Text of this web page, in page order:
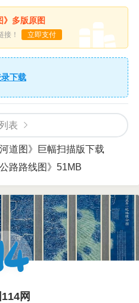
》多版原图
接！ 立即支付
下载
表
道图》巨幅扫描版下载
路路线图》51MB
网